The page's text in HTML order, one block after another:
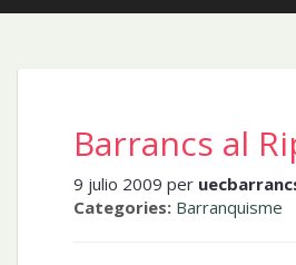
Barrancs al
9 julio 2009 per
Categories: Barranquisme